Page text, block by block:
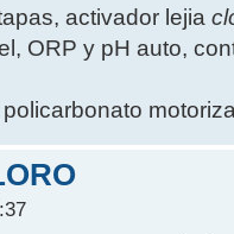
activador lejia
ORP y pH auto,